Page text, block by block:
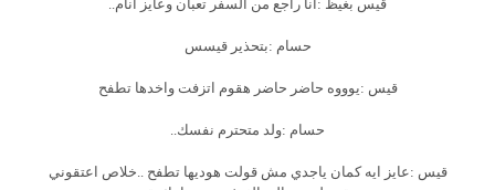
قيس بغيظ :انا راجع من السفر تعبان وعايز انام..
حسام :بتحذير قيسس
قيس :يوووه حاضر حاضر هقوم اتزفت واخدها تطفح
حسام :ولد متحترم نفسك..
قيس :عايز ايه كمان ياجدي مش قولت هوديها تطفح ..خلاص اعتقوني